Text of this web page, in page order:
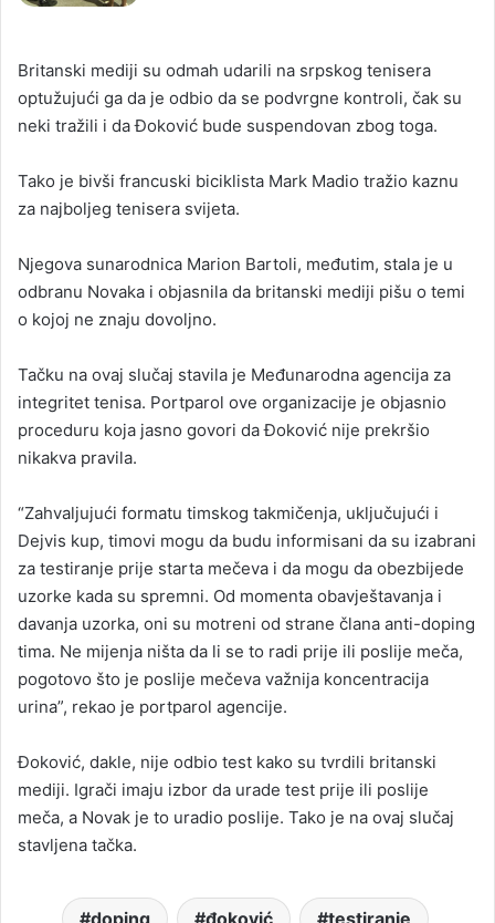
Britanski mediji su odmah udarili na srpskog tenisera
optužujući ga da je odbio da se podvrgne kontroli, čak su
neki tražili i da Đoković bude suspendovan zbog toga.
Tako je bivši francuski biciklista Mark Madio tražio kaznu
za najboljeg tenisera svijeta.
Njegova sunarodnica Marion Bartoli, međutim, stala je u
odbranu Novaka i objasnila da britanski mediji pišu o temi
o kojoj ne znaju dovoljno.
Tačku na ovaj slučaj stavila je Međunarodna agencija za
integritet tenisa. Portparol ove organizacije je objasnio
proceduru koja jasno govori da Đoković nije prekršio
nikakva pravila.
“Zahvaljujući formatu timskog takmičenja, uključujući i
Dejvis kup, timovi mogu da budu informisani da su izabrani
za testiranje prije starta mečeva i da mogu da obezbijede
uzorke kada su spremni. Od momenta obavještavanja i
davanja uzorka, oni su motreni od strane člana anti-doping
tima. Ne mijenja ništa da li se to radi prije ili poslije meča,
pogotovo što je poslije mečeva važnija koncentracija
urina”, rekao je portparol agencije.
Đoković, dakle, nije odbio test kako su tvrdili britanski
mediji. Igrači imaju izbor da urade test prije ili poslije
meča, a Novak je to uradio poslije. Tako je na ovaj slučaj
stavljena tačka.